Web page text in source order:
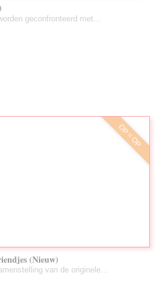
geconfronteerd met…
OP = OP
(Nieuw)
van de originele…